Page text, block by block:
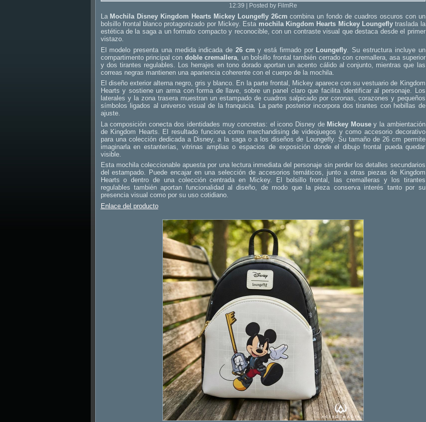
12:39 | Posted by FilmRe
La Mochila Disney Kingdom Hearts Mickey Loungefly 26cm combina un fondo de cuadros oscuros con un
bolsillo frontal blanco protagonizado por Mickey. Esta mochila Kingdom Hearts Mickey Loungeflytraslada la
estética de la saga a un formato compacto y reconocible, con un contraste visual que destaca desde el primer
vistazo.
El modelo presenta una medida indicada de 26 cm y está firmado por Loungefly . Su estructura incluye un
compartimento principal con doble cremallera , un bolsillo frontal también cerrado con cremallera, asa superior
y dos tirantes regulables. Los herrajes en tono dorado aportan un acento cálido al conjunto, mientras que las
correas negras mantienen una apariencia coherente con el cuerpo de la mochila.
El diseño exterior alterna negro, gris y blanco. En la parte frontal, Mickey aparece con su vestuario de Kingdom
Hearts y sostiene un arma con forma de llave, sobre un panel claro que facilita identificar al personaje. Los
laterales y la zona trasera muestran un estampado de cuadros salpicado por coronas, corazones y pequeños
símbolos ligados al universo visual de la franquicia. La parte posterior incorpora dos tirantes con hebillas de
ajuste.
La composición conecta dos identidades muy concretas: el icono Disney de Mickey Mousey la ambientación
de Kingdom Hearts. El resultado funciona como merchandising de videojuegos y como accesorio decorativo
para una colección dedicada a Disney, a la saga o a los diseños de Loungefly. Su tamaño de 26 cm permite
imaginarla en estanterías, vitrinas amplias o espacios de exposición donde el dibujo frontal pueda quedar
visible.
Esta mochila coleccionable apuesta por una lectura inmediata del personaje sin perder los detalles secundarios
del estampado. Puede encajar en una selección de accesorios temáticos, junto a otras piezas de Kingdom
Hearts o dentro de una colección centrada en Mickey. El bolsillo frontal, las cremalleras y los tirantes
regulables también aportan funcionalidad al diseño, de modo que la pieza conserva interés tanto por su
presencia visual como por su uso cotidiano.
Enlace del producto